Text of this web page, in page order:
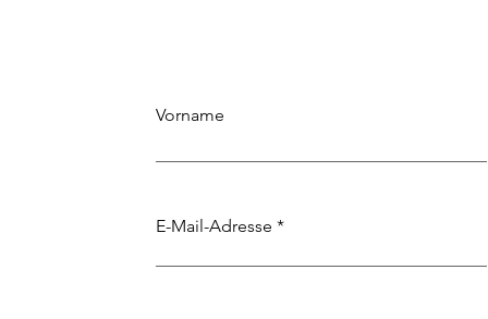
Vorname
E-Mail-Adresse